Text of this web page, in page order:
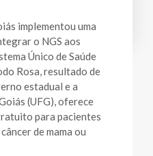
implementou uma
o NGS aos
Único de Saúde
Rosa, resultado de
estadual e a
(UFG), oferece
para pacientes
de mama ou